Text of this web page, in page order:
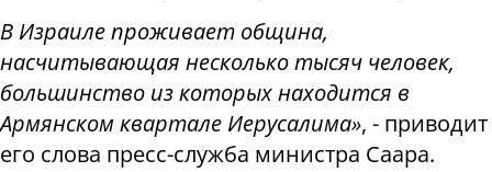
В Израиле проживает община,
насчитывающая несколько тысяч человек,
большинство из которых находится в
Армянском квартале Иерусалима», - приводит
его слова пресс-служба министра Саара.